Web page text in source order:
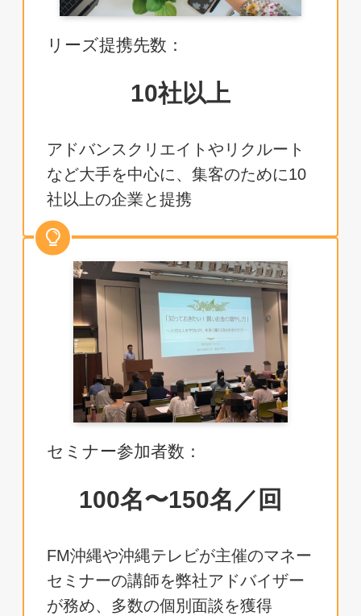
リーズ提携先数：
10社以上
アドバンスクリエイトやリクルート
など大手を中心に、集客のために10
社以上の企業と提携
セミナー参加者数：
100名〜150名／回
FM沖縄や沖縄テレビが主催のマネー
セミナーの講師を弊社アドバイザー
が務め、多数の個別面談を獲得